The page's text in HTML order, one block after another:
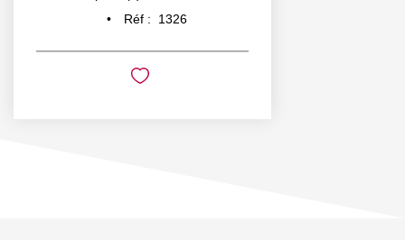
Réf :
1326